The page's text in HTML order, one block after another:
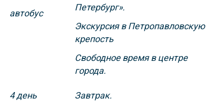
автобус
Петербург».
Экскурсия в Петропавловскую
крепость
Свободное время в центре
города.
4 день
Завтрак.